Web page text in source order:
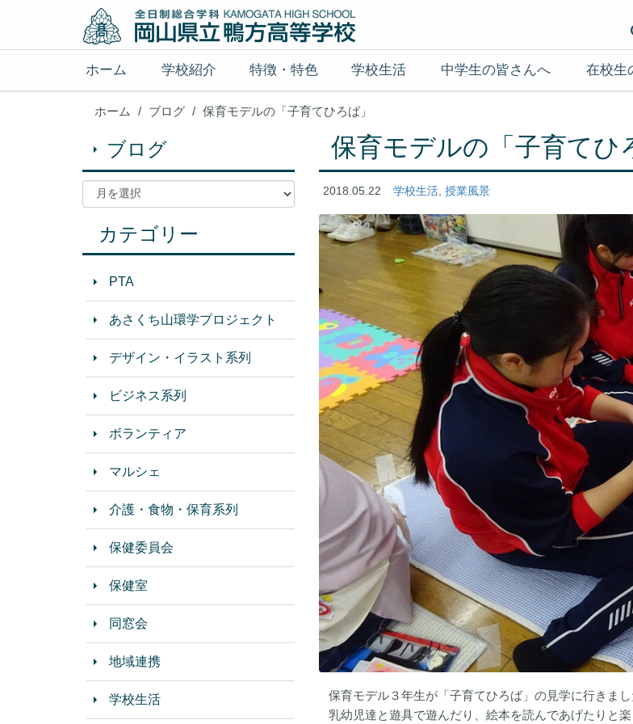
ホーム 学校紹介 特徴・特色 学校生活 中学生の皆さんへ 在校生
ホーム ブログ 保育モデルの「子育てひろば」
保育モデルの「子育てひ
2018.05.22 学校生活, 授業風景
保育モデル３年生が「子育てひろば」の見学に行きま
乳幼児達と遊具で遊んだり、絵本を読んであげたりと
ブログ
カテゴリー
PTA
あさくち山環学プロジェクト
デザイン・イラスト系列
ビジネス系列
ボランティア
マルシェ
介護・食物・保育系列
保健委員会
保健室
同窓会
地域連携
学校生活